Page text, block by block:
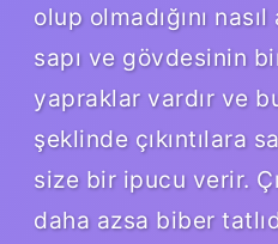
olup olmadığını
sapı ve gövdesinin
yapraklar vardır ve
şeklinde çıkıntılara
size bir ipucu verir.
daha azsa biber